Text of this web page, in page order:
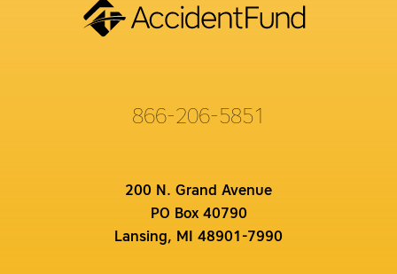
866-206-5851
200 N. Grand Avenue
PO Box 40790
Lansing, MI 48901-7990